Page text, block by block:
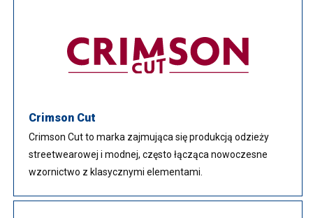
Crimson Cut
Crimson Cut to marka zajmująca się produkcją odzieży
streetwearowej i modnej, często łącząca nowoczesne
wzornictwo z klasycznymi elementami.